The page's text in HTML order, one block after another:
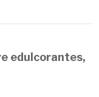
edulcorantes,